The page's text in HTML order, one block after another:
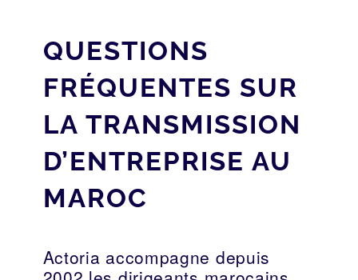
QUESTIONS
FRÉQUENTES SUR
LA TRANSMISSION
D’ENTREPRISE AU
MAROC
Actoria accompagne depuis